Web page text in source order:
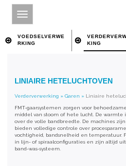
SITE INDEX
VOEDSELVERWERKING
VERDERVERWERKING
VOEDSELVERWE
RKING
KING
LINIAIRE HETELUCHTOVEN
Verderverwerking » Garen » Liniaire
FMT-gaarsystemen zorgen voor
middel van stoom of hete lucht. De warmte
over de volle bandbreedte. De machines
bieden volledige controle over
vochtigheid, bandsnelheid en temperatuur.
in lijn- of spiraalconfiguraties en zijn altijd
band-was-systeem.